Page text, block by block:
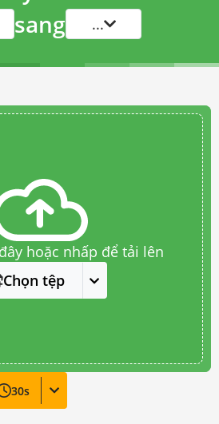
sang ...
hoặc nhấp để tải lên
Chọn tệp
30s